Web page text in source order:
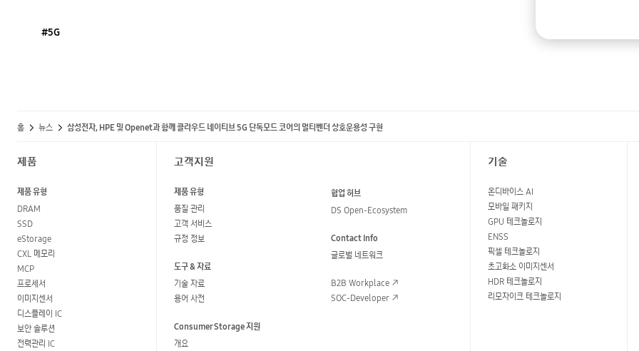
#5G
홈 뉴스 삼성전자, HPE 및 Openet과 함께 클라우드 네이티브 5G 단독모드 코어의 멀티벤더 상호운용성 구현
제품
제품 유형
DRAM
SSD
eStorage
CXL 메모리
MCP
프로세서
이미지센서
디스플레이 IC
보안 솔루션
전력관리 IC
고객지원
제품 유형
품질 관리
고객 서비스
규정 정보
도구 & 자료
기술 자료
용어 사전
Consumer Storage 지원
개요
협업 허브
DS Open-Ecosystem
Contact Info
글로벌 네트워크
B2B Workplace
SOC-Developer
기술
온디바이스 AI
모바일 패키지
GPU 테크놀로지
ENSS
픽셀 테크놀로지
초고화소 이미지센서
HDR 테크놀로지
리모자이크 테크놀로지